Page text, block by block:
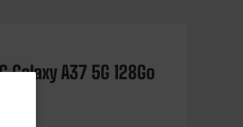
Galaxy A37 5G 128Go